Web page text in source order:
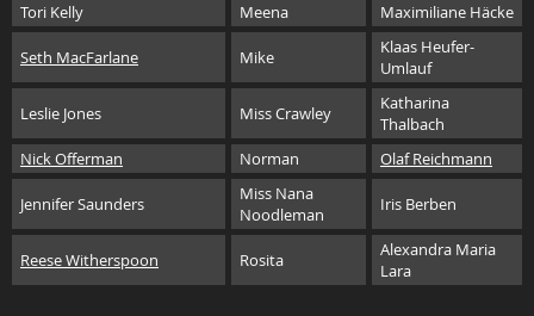
Tori Kelly
Meena Maximiliane Häcke
Seth MacFarlane Mike
Klaas Heufer-
Umlauf
Leslie Jones Miss Crawley
Katharina
Thalbach
Nick Offerman
Norman Olaf Reichmann
Jennifer Saunders
Miss Nana
Noodleman
Iris Berben
Reese Witherspoon Rosita
Alexandra Maria
Lara